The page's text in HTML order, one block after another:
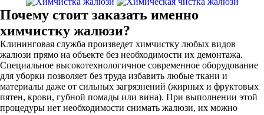
Почему стоит заказать именно
химчистку жалюзи?
Клининговая служба произведет химчистку любых видов
жалюзи прямо на объекте без необходимости их демонтажа.
Специальное высокотехнологичное современное оборудование
для уборки позволяет без труда избавить любые ткани и
материалы даже от сильных загрязнений (жирных и фруктовых
пятен, крови, губной помады или вина). При выполнении этой
процедуры нет необходимости снимать жалюзи, их можно